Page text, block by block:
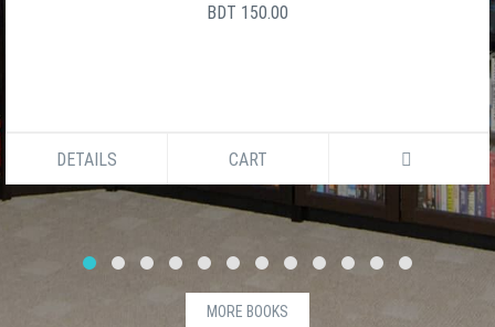
BDT 150.00
DETAILS CART
MORE BOOKS